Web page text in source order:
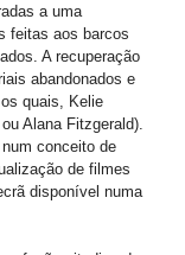
a uma
feitas aos barcos
A recuperação
abandonados e
quais, Kelie
Alana Fitzgerald).
conceito de
de filmes
disponível numa